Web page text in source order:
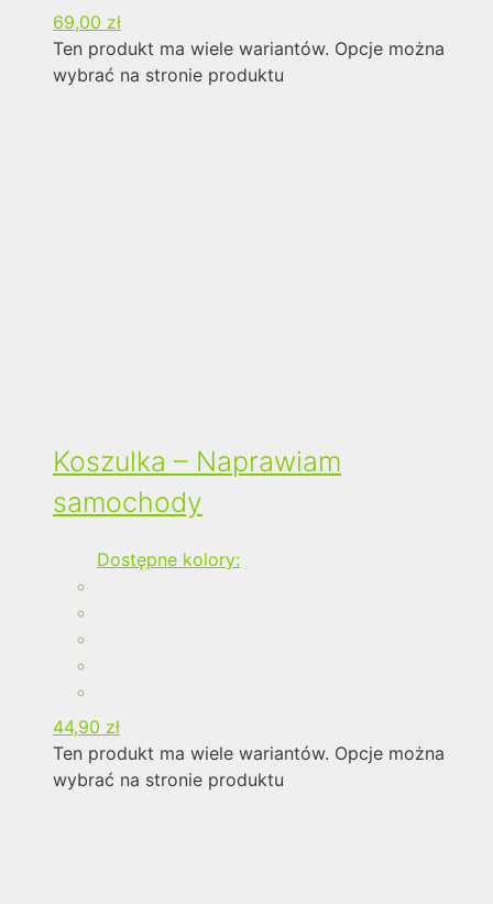
69,00 zł
Ten produkt ma wiele wariantów. Opcje można
wybrać na stronie produktu
Koszulka – Naprawiam
samochody
Dostępne kolory:
44,90 zł
Ten produkt ma wiele wariantów. Opcje można
wybrać na stronie produktu